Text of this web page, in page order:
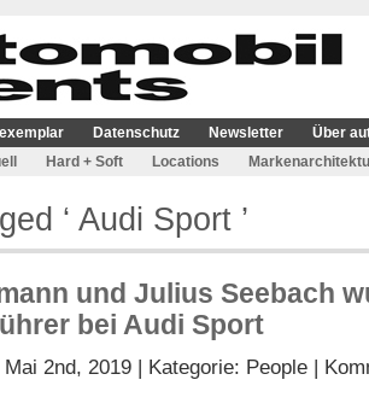
Datenschutz Newsletter
Über
Hard + Soft Locations
‘ Audi Sport ’
und Julius Seebach
bei Audi Sport
Mai 2nd, 2019 | Kategorie: People |